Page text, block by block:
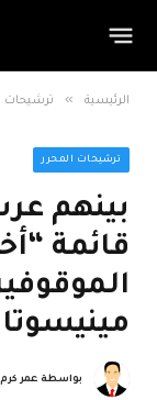
الرئيسية » ترشيحات
ترشيحات المحرر
بينهم
قائمة
مينيسوتا
بواسطة عمر كرم